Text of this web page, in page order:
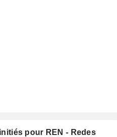
pour REN - Redes